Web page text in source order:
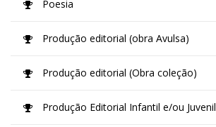
Poesia
Produção editorial (obra Avulsa)
Produção editorial (Obra coleção)
Produção Editorial Infantil e/ou Juvenil